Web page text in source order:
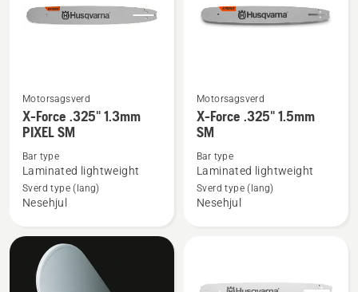
Se
flere
detaljer
om
Force
1.3mm
PIXEL
Motorsagsverd
X-Force .325" 1.3mm
PIXEL SM
Bar type
Laminated lightweight
Sverd type (lang)
Nesehjul
Se
flere
detaljer
om
Force
Motorsagsverd
X-Force .325" 1.5mm
SM
Bar type
Laminated lightweight
Sverd type (lang)
Nesehjul